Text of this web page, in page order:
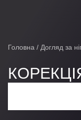
Головна / Догляд за